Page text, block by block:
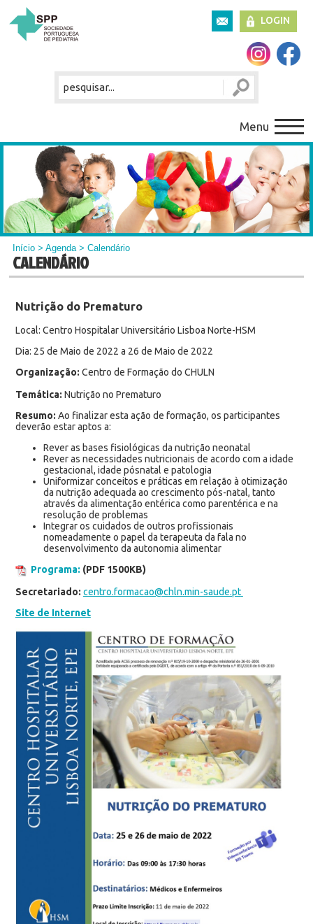
LOGIN
Menu
Início >Agenda> Calendário
CALENDÁRIO
Nutrição do Prematuro
Local: Centro Hospitalar Universitário Lisboa Norte-HSM
Dia: 25 de Maio de 2022 a 26 de Maio de 2022
Organização: Centro de Formação do CHULN
Temática: Nutrição no Prematuro
Resumo: Ao finalizar esta ação de formação, os participantes
deverão estar aptos a:
Rever as bases fisiológicas da nutrição neonatal
Rever as necessidades nutricionais de acordo com a idade
gestacional, idade pósnatal e patologia
Uniformizar conceitos e práticas em relação à otimização
da nutrição adequada ao crescimento pós-natal, tanto
através da alimentação entérica como parentérica e na
resolução de problemas
Integrar os cuidados de outros profissionais
nomeadamente o papel da terapeuta da fala no
desenvolvimento da autonomia alimentar
Programa: (PDF 1500KB)
Secretariado: centro.formacao@chln.min-saude.pt
Site de Internet